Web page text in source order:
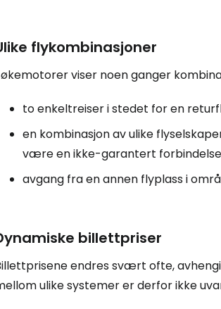
flykombinasjoner
viser noen ganger
to enkeltreiser i stedet for en
en kombinasjon av ulike
være en ikke-garantert
avgang fra en annen flyplass i
billettpriser
endres svært ofte,
ulike systemer er derfor ikke